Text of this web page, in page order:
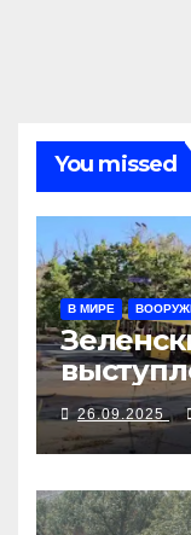
You missed
В МИРЕ
рубеж
26.09.2025